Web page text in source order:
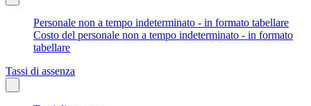
Personale non a tempo indeterminato - in formato tabellare
Costo del personale non a tempo indeterminato - in formato
tabellare
Tassi di assenza